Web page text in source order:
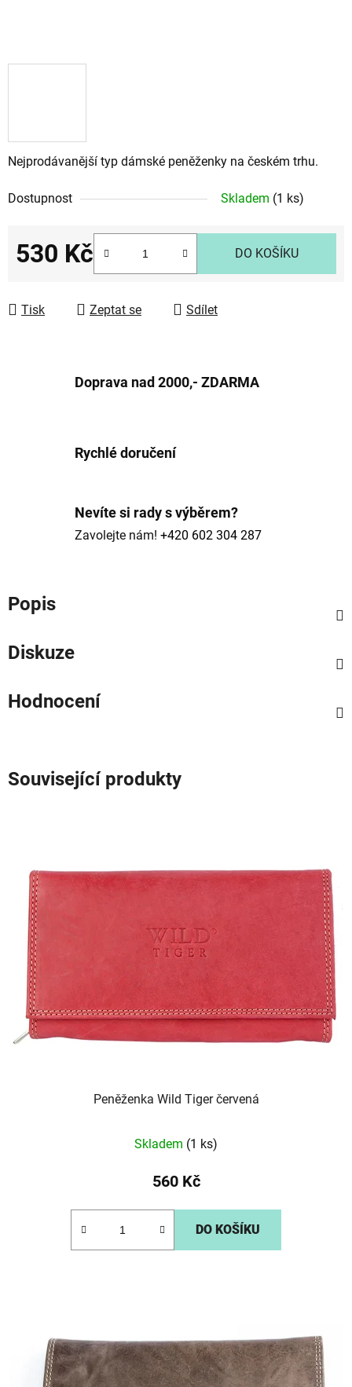
Nejprodávanější typ dámské peněženky na českém trhu.
Dostupnost Skladem (1 ks)
530 Kč DO KOŠÍKU
Tisk Zeptat se Sdílet
Doprava nad 2000,- ZDARMA
Rychlé doručení
Nevíte si rady s výběrem?
Zavolejte nám! +420 602 304 287
Popis
Diskuze
Hodnocení
Související produkty
Peněženka Wild Tiger červená
Skladem (1 ks)
560 Kč
DO KOŠÍKU